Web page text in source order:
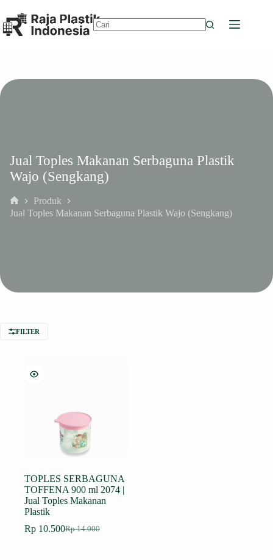
to
content
Jual Toples Makanan Serbaguna Plastik
Wajo (Sengkang)
Home
Produk
Jual Toples Makanan Serbaguna Plastik Wajo (Sengkang)
FILTER
TOPLES SERBAGUNA
TOFFENA 900 ml 2074 |
Jual Toples Makanan
Plastik
Rp14.000
Harga
Rp 10.500Harga